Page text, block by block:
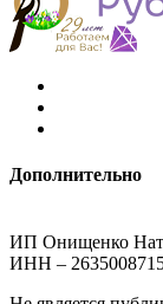
Дополнительно
ИП Онищенко
ИНН –